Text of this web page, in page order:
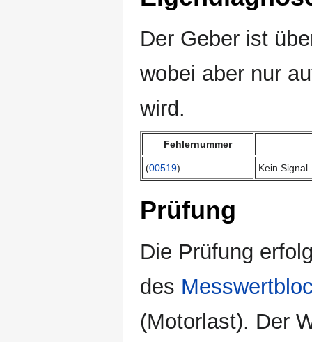
Der Geber ist
wobei aber nur
wird.
Fehlernummer
(00519) Kein Signal
Prüfung
Die Prüfung
des
(Motorlast). Der